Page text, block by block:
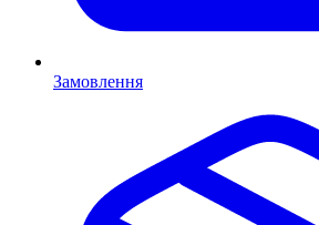
Замовлення